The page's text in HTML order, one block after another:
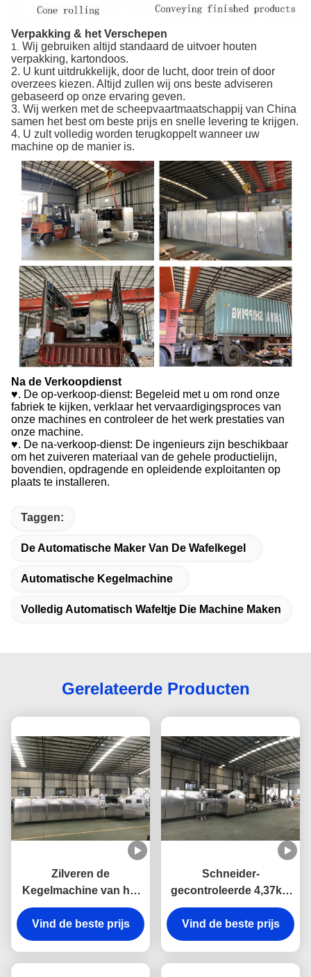
Verpakking & het Verschepen
1. Wij gebruiken altijd standaard de uitvoer houten
verpakking, kartondoos.
2. U kunt uitdrukkelijk, door de lucht, door trein of door
overzees kiezen. Altijd zullen wij ons beste adviseren
gebaseerd op onze ervaring geven.
3. Wij werken met de scheepvaartmaatschappij van China
samen het best om beste prijs en snelle levering te krijgen.
4. U zult volledig worden terugkoppelt wanneer uw
machine op de manier is.
Na de Verkoopdienst
♥. De op-verkoop-dienst: Begeleid met u om rond onze
fabriek te kijken, verklaar het vervaardigingsproces van
onze machines en controleer de het werk prestaties van
onze machine.
♥. De na-verkoop-dienst: De ingenieurs zijn beschikbaar
om het zuiveren materiaal van de gehele productielijn,
bovendien, opdragende en opleidende exploitanten op
plaats te installeren.
Taggen:
De Automatische Maker Van De Wafelkegel
Automatische Kegelmachine
Volledig Automatisch Wafeltje Die Machine Maken
Gerelateerde Producten
Zilveren de
Kegelmachine van het
Kleuren10kg/h
Elektrische
Automatische Roomijs
Vind de beste prijs
Schneider-
gecontroleerde 4,37kw
380V ijswafer
kegelmachine
Vind de beste prijs